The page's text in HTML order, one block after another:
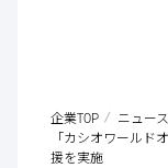
企業TOP
ニュー
「カシオワールド
援を実施